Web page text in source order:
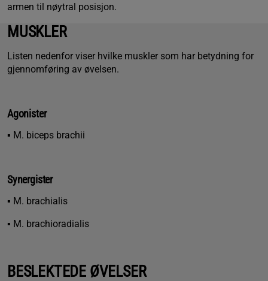
armen til nøytral posisjon.
MUSKLER
Listen nedenfor viser hvilke muskler som har betydning for
gjennomføring av øvelsen.
Agonister
▪ M. biceps brachii
Synergister
▪ M. brachialis
▪ M. brachioradialis
BESLEKTEDE ØVELSER